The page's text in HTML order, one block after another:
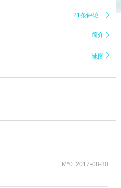
21条评论 
简介 
地图 
M*0 2017-08-30